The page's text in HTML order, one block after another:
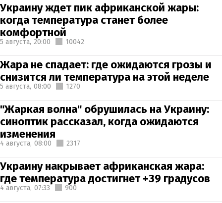
Украину ждет пик африканской жары:
когда температура станет более
комфортной
5 августа, 20:00 10042
Жара не спадает: где ожидаются грозы и
снизится ли температура на этой неделе
5 августа, 08:00 1270
"Жаркая волна" обрушилась на Украину:
синоптик рассказал, когда ожидаются
изменения
4 августа, 08:00 2317
Украину накрывает африканская жара:
где температура достигнет +39 градусов
4 августа, 07:33 900